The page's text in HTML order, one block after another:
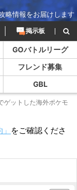
略情報をお届けします
掲示板
GOバトルリーグ
フレンド募集
GBL
ゲットした海外ポケモ
をご確認くださ